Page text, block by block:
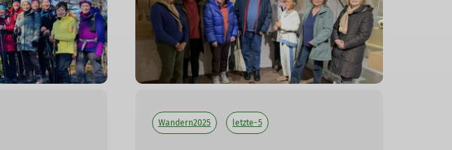
Wandern2025 letzte-5